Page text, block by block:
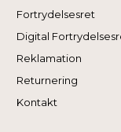
Fortrydelsesret
Digital
Reklamation
Returnering
Kontakt